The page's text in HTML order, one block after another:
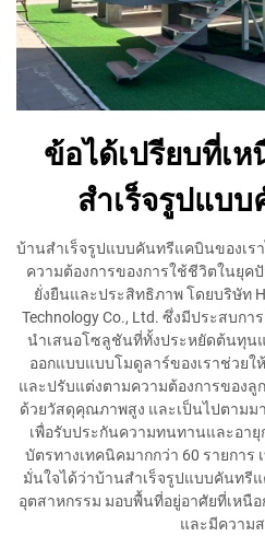
ข้อได้เปรียบที่เ
สำเร็จรูปแบ
บ้านสำเร็จรูปแบบคันทรีแคบินของเร
ความต้องการของการใช้ชีวิตในยุค
ยั่งยืนและประสิทธิภาพ โดยบริษัท
Technology Co., Ltd. ซึ่งมีประสบก
นำเสนอโซลูชันที่ทั้งประหยัดต้นทุน
ออกแบบแบบโมดูลาร์ของเราช่วยใ
และปรับแต่งตามความต้องการของลู
ด้วยวัสดุคุณภาพสูง และเป็นไปตามม
เพื่อรับประกันความทนทานและอา
บัตรทางเทคนิคมากกว่า 60 รายการ
มั่นใจได้ว่าบ้านสำเร็จรูปแบบคันทรี
อุตสาหกรรม มอบพื้นที่อยู่อาศัยที่เหนื
และมีความ